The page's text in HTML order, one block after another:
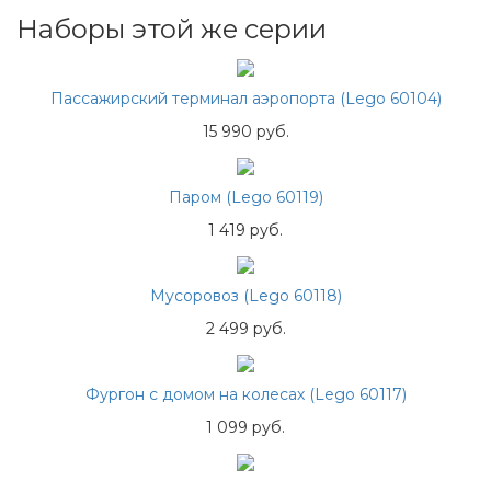
Наборы этой же серии
Пассажирский терминал аэропорта (Lego 60104)
15 990 руб.
Паром (Lego 60119)
1 419 руб.
Мусоровоз (Lego 60118)
2 499 руб.
Фургон с домом на колесах (Lego 60117)
1 099 руб.